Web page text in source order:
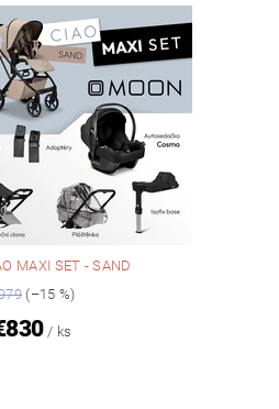
MAXI SET - SAND
(–15 %)
/ ks